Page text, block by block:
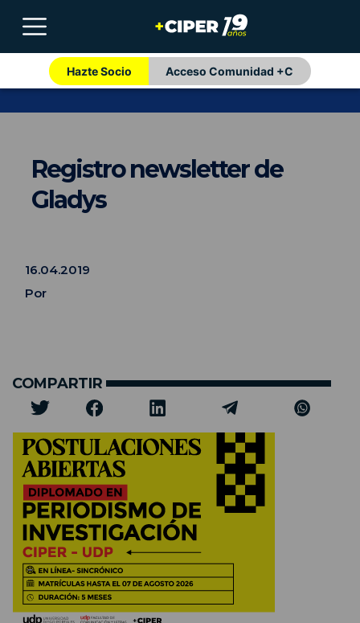
Hazte Socio Acceso Comunidad +C
Registro newsletter de
Gladys
16.04.2019
Por
COMPARTIR